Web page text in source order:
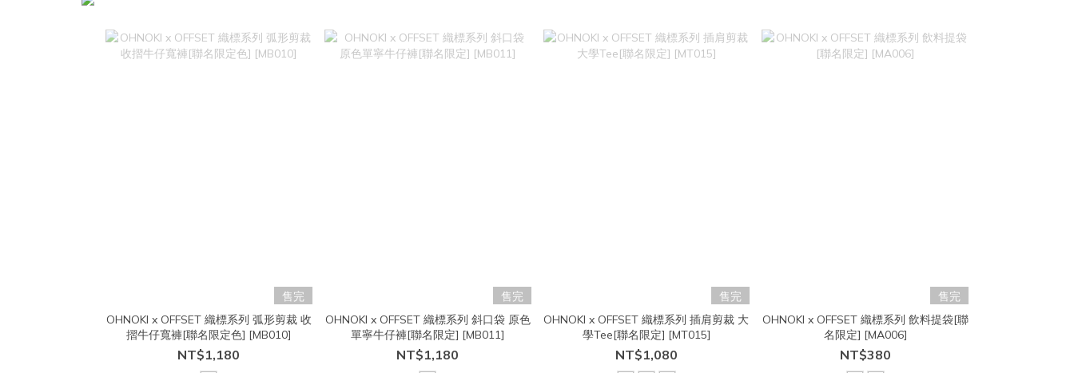
售完
OHNOKI x OFFSET 織標系列 弧形剪裁 收
摺牛仔寬褲[聯名限定色] [MB010]
NT$1,180
售完
OHNOKI x OFFSET 織標系列 斜口袋 原色
單寧牛仔褲[聯名限定] [MB011]
NT$1,180
售完
OHNOKI x OFFSET 織標系列 插肩剪裁 大
學Tee[聯名限定] [MT015]
NT$1,080
售完
OHNOKI x OFFSET 織標系列 飲料提袋[聯
名限定] [MA006]
NT$380